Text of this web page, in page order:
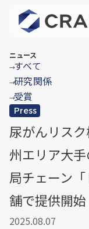
ニュース
→すべて
→研究関係
→受賞
Press
尿がんリス
州エリア大
局チェーン
舗で提供開始
2025.08.07